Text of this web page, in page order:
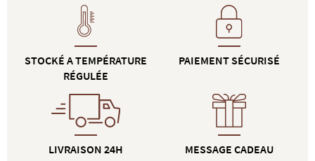
STOCKÉ A TEMPÉRATURE
RÉGULÉE
LIVRAISON 24H
PAIEMENT SÉCURISÉ
MESSAGE CADEAU